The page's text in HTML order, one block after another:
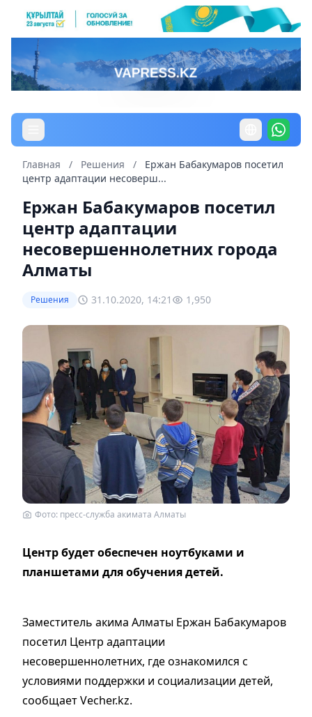
Главная / Решения /
Ержан Бабакумаров посетил
центр адаптации несоверш...
Ержан Бабакумаров посетил
центр адаптации
несовершеннолетних города
Алматы
Решения 31.10.2020, 14:21 1,950
Фото: пресс-служба акимата Алматы
Центр будет обеспечен ноутбуками и
планшетами для обучения детей.
Заместитель акима Алматы Ержан Бабакумаров
посетил Центр адаптации
несовершеннолетних, где ознакомился с
условиями поддержки и социализации детей,
сообщает Vecher.kz.